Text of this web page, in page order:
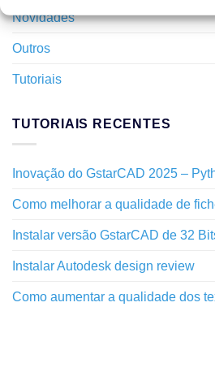
Novidades
Outros
Tutoriais
TUTORIAIS RECENTES
Inovação do GstarCAD 2025 –
Como melhorar a qualidade de
Instalar versão GstarCAD de 32
Instalar Autodesk design review
Como aumentar a qualidade dos